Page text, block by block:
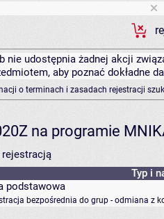
nie udostępnia żadnej akcji
aby poznać dokładne
o terminach i zasadach rejestracji
na programie
rejestracją
Typ i
podstawowa
bezpośrednia do grup - odmiana z